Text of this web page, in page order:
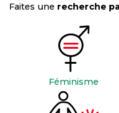
Faites une recherche
Féminisme